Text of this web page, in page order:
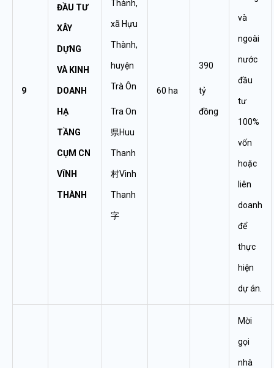
9
ĐẦU TƯ
XÂY
DỰNG
VÀ KINH
DOANH
HẠ
TẦNG
CỤM CN
VĨNH
THÀNH
Thành,
xã Hựu
Thành,
huyện
Trà Ôn
Tra On
県Huu
Thanh
村Vinh
Thanh
字
60 ha
390
tỷ
đồng
và
ngoài
nước
đầu
tư
100%
vốn
hoặc
liên
doanh
để
thực
hiện
dự án.
Mời
gọi
nhà